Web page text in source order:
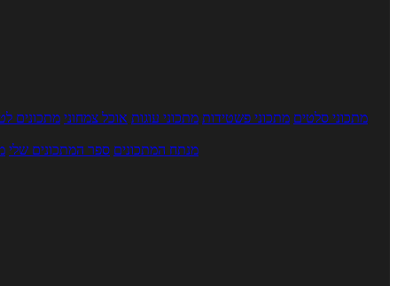
מתכוני סלטים מתכוני פשטידות מתכוני עוגות אוכל צמחוני מתכונים
מנתח המתכונים ספר המתכונים שלי